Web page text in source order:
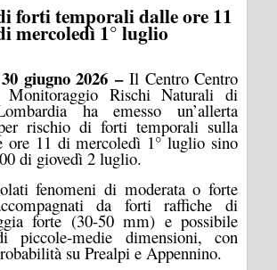
forti temporali dalle ore 11
mercoledì 1° luglio
30 giugno 2026 –Il Centro Centro
Monitoraggio Rischi Naturali di
ha emesso un’allerta
rischio di forti temporali sulla
ore 11 di mercoledì 1° luglio sino
di giovedì 2 luglio.
fenomeni di moderata o forte
da forti raffiche di
forte (30-50 mm) e possibile
piccole-medie dimensioni, con
su Prealpi e Appennino.